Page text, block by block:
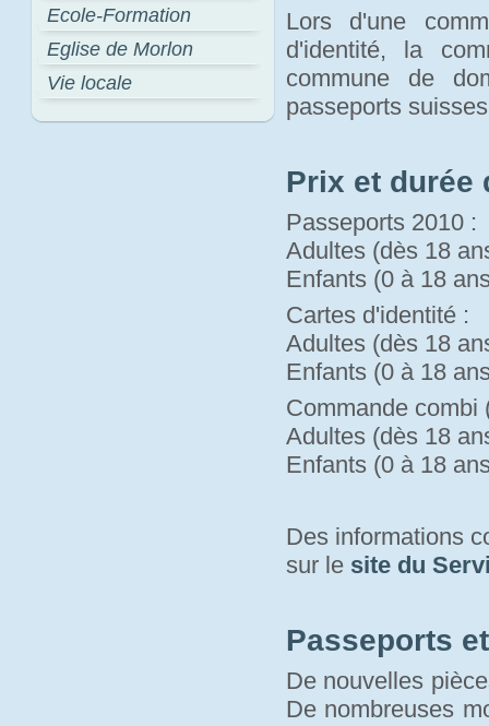
Ecole-Formation
Eglise de Morlon
Vie locale
Lors d'une
d'identité, la
commune de
passeports
Prix et durée
Passeports 2010 :
Adultes (dès 18
Enfants (0 à 18
Cartes d'identité :
Adultes (dès 18
Enfants (0 à 18
Commande combi
Adultes (dès 18
Enfants (0 à 18
Des informations
sur le site du
Passeports
De nouvelles
De nombreuses